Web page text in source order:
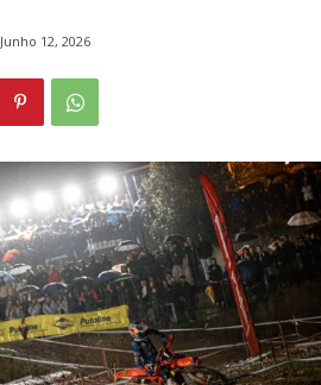
Junho 12, 2026